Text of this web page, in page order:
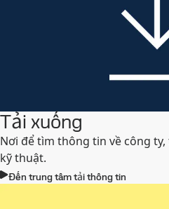
Tải xuống
Nơi để tìm thông tin về công
kỹ thuật.
Đến trung tâm tải thông tin